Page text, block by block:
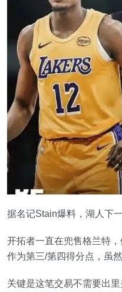
据名记Stain爆料，湖人下
开拓者一直在兜售格兰特
作为第三/第四得分点，虽
关键是这笔交易不需要出